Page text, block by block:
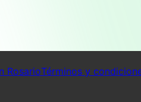
RosarioTérminos y